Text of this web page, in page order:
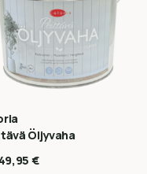
Öljyvaha
49,95 €